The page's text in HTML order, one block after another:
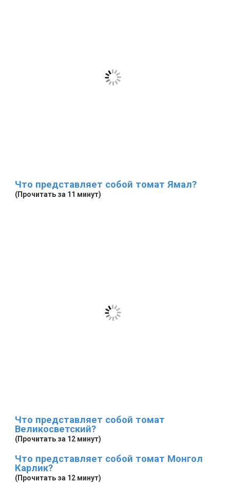
Что представляет собой томат Ямал?
(Прочитать за 11 минут)
Что представляет собой томат
Великосветский?
(Прочитать за 12 минут)
Что представляет собой томат Монгол
Карлик?
(Прочитать за 12 минут)